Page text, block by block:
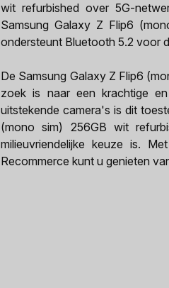
wit refurbished over 5G-
Samsung Galaxy Z Flip6
ondersteunt Bluetooth 5.2 voor
De Samsung Galaxy Z Flip6
zoek is naar een krachtige
uitstekende camera's is dit
(mono sim) 256GB wit
milieuvriendelijke keuze is.
Recommerce kunt u genieten